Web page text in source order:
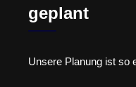
geplant
Unsere Planung ist so